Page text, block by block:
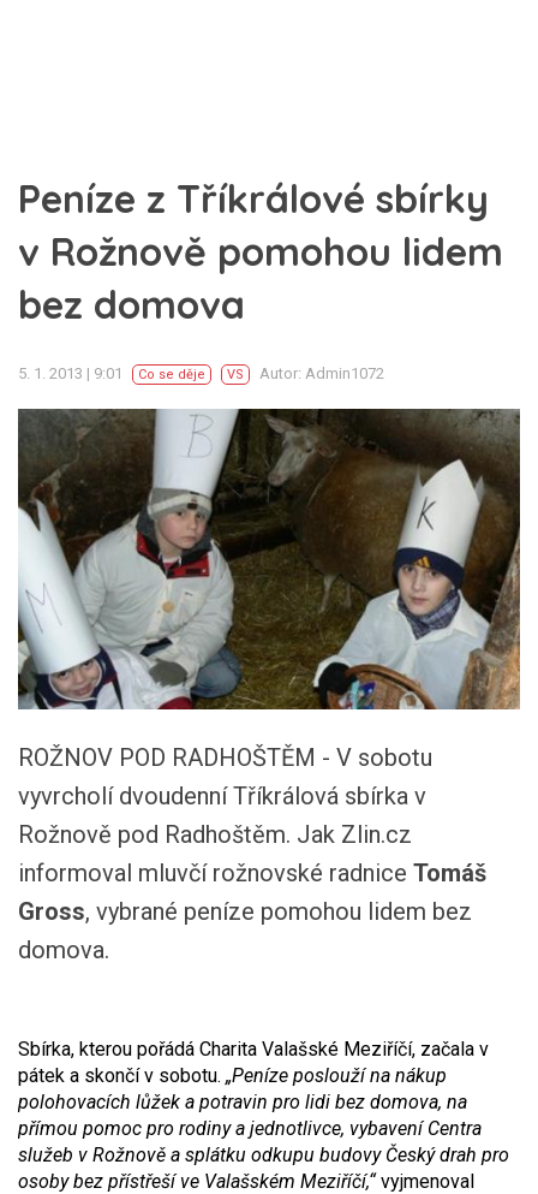
Peníze z Tříkrálové sbírky
v Rožnově pomohou lidem
bez domova
5. 1. 2013 | 9:01 Co se děje VS Autor: Admin1072
ROŽNOV POD RADHOŠTĚM - V sobotu
vyvrcholí dvoudenní Tříkrálová sbírka v
Rožnově pod Radhoštěm. Jak Zlin.cz
informoval mluvčí rožnovské radnice Tomáš
Gross, vybrané peníze pomohou lidem bez
domova.
Sbírka, kterou pořádá Charita Valašské Meziříčí, začala v
pátek a skončí v sobotu. „Peníze poslouží na nákup
polohovacích lůžek a potravin pro lidi bez domova, na
přímou pomoc pro rodiny a jednotlivce, vybavení Centra
služeb v Rožnově a splátku odkupu budovy Český drah pro
osoby bez přístřeší ve Valašském Meziříčí,“vyjmenoval